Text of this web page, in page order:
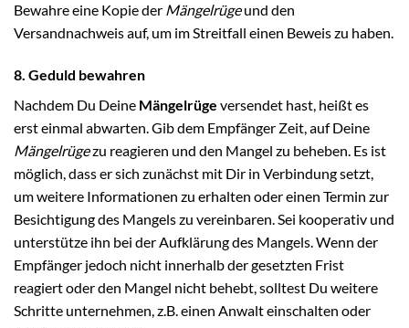
Bewahre eine Kopie der Mängelrügeund den
Versandnachweis auf, um im Streitfall einen Beweis zu haben.
8. Geduld bewahren
Nachdem Du Deine Mängelrüge versendet hast, heißt es
erst einmal abwarten. Gib dem Empfänger Zeit, auf Deine
Mängelrügezu reagieren und den Mangel zu beheben. Es ist
möglich, dass er sich zunächst mit Dir in Verbindung setzt,
um weitere Informationen zu erhalten oder einen Termin zur
Besichtigung des Mangels zu vereinbaren. Sei kooperativ und
unterstütze ihn bei der Aufklärung des Mangels. Wenn der
Empfänger jedoch nicht innerhalb der gesetzten Frist
reagiert oder den Mangel nicht behebt, solltest Du weitere
Schritte unternehmen, z.B. einen Anwalt einschalten oder